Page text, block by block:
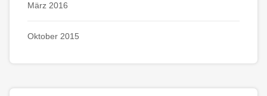
März 2016
Oktober 2015